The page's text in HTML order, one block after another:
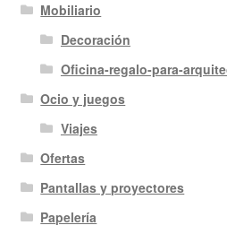
Mobiliario
Decoración
Oficina-regalo-para-
Ocio y juegos
Viajes
Ofertas
Pantallas y proyectores
Papelería